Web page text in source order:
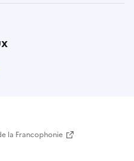
la Francophonie